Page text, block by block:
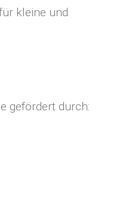
kleine und
gefördert durch: